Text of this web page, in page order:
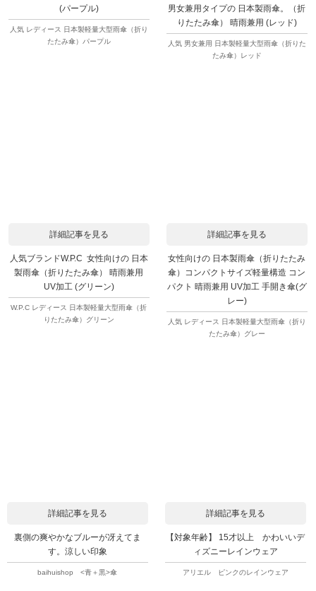
(パープル)
人気 レディース 日本製軽量大型雨傘（折り
たたみ傘）パープル
男女兼用タイプの 日本製雨傘。（折
りたたみ傘） 晴雨兼用 (レッド)
人気 男女兼用 日本製軽量大型雨傘（折りた
たみ傘）レッド
詳細記事を見る
人気ブランドW.P.C 女性向けの 日本
製雨傘（折りたたみ傘） 晴雨兼用
UV加工 (グリーン)
W.P.C レディース 日本製軽量大型雨傘（折
りたたみ傘）グリーン
詳細記事を見る
女性向けの 日本製雨傘（折りたたみ
傘）コンパクトサイズ軽量構造 コン
パクト 晴雨兼用 UV加工 手開き傘(グ
レー)
人気 レディース 日本製軽量大型雨傘（折り
たたみ傘）グレー
詳細記事を見る
裏側の爽やかなブルーが冴えてま
す。涼しい印象
baihuishop <青＋黒>傘
詳細記事を見る
【対象年齢】 15才以上 かわいいデ
ィズニーレインウェア
アリエル ピンクのレインウェア